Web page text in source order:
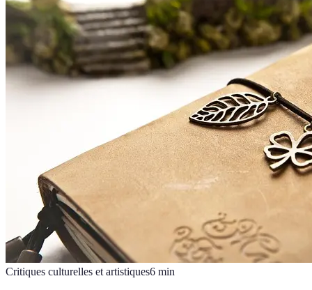
Critiques culturelles et artistiques6 min